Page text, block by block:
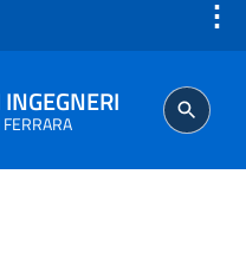
⋮